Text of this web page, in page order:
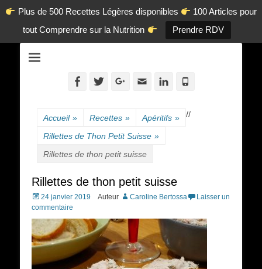
Plus de 500 Recettes Légères disponibles
100 Articles pour
tout Comprendre sur la Nutrition
Prendre RDV
en-ligne.com
Facebook
TwitterGoogleplus
AdresseLinkedin
Accueil » Recettes » /
Apéritifs » /
Rillettes de Thon Petit Suisse »
Rillettes de thon petit suisse
Rillettes de thon petit suisse
Posted
on
24 janvier 2019 Auteur Caroline Bertossa
Laisser un
commentaire